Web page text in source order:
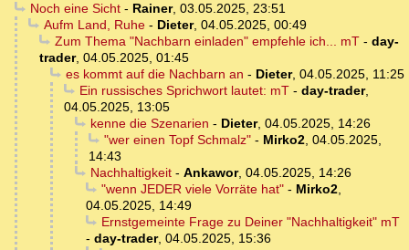
Noch eine Sicht- Rainer, 03.05.2025, 23:51
Aufm Land, Ruhe- Dieter, 04.05.2025, 00:49
Zum Thema "Nachbarn einladen" empfehle ich... mT- day-
trader, 04.05.2025, 01:45
es kommt auf die Nachbarn an - Dieter, 04.05.2025, 11:25
Ein russisches Sprichwort lautet: mT- day-trader,
04.05.2025, 13:05
kenne die Szenarien - Dieter, 04.05.2025, 14:26
"wer einen Topf Schmalz"- Mirko2, 04.05.2025,
14:43
Nachhaltigkeit- Ankawor, 04.05.2025, 14:26
"wenn JEDER viele Vorräte hat"- Mirko2,
04.05.2025, 14:49
Ernstgemeinte Frage zu Deiner "Nachhaltigkeit" mT
- day-trader, 04.05.2025, 15:36